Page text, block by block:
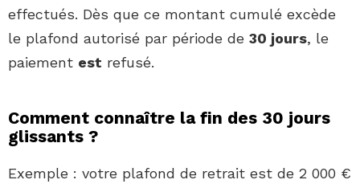
effectués. Dès que ce montant cumulé excède
le plafond autorisé par période de 30 jours, le
paiement est refusé.
Comment connaître la fin des 30 jours
glissants ?
Exemple : votre plafond de retrait est de 2 000 €